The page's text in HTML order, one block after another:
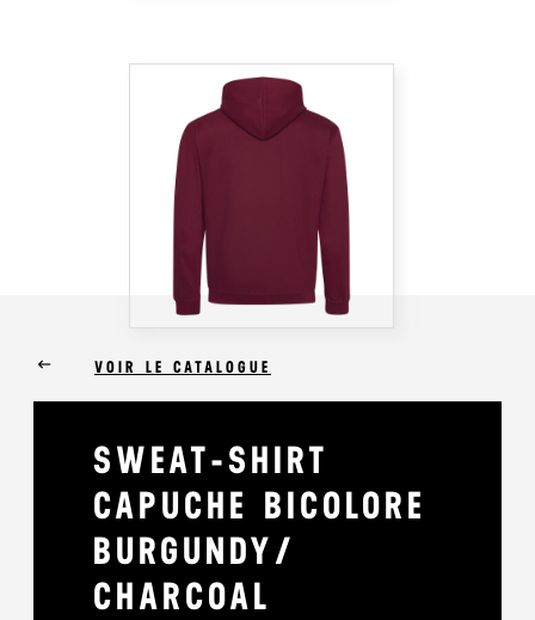
keyboard_backspace VOIR LE CATALOGUE
SWEAT-SHIRT
CAPUCHE BICOLORE
BURGUNDY/
CHARCOAL